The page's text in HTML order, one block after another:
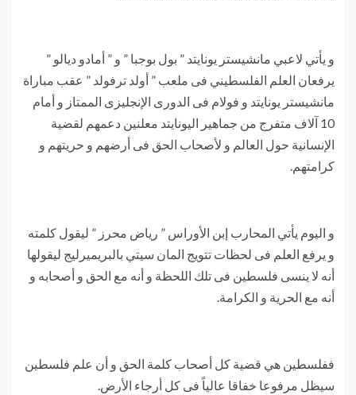
و يأتي لاعبي مانشيستر يونايتد ” بول بوجبا ” و ” أمادو ديالو ”
يرفعان العلم الفلسطيني فى ملعب ” أولد ترفولد ” عقب مباراة
مانشيستر يونايتد و فولام فى الدورى الإنجليزى الممتاز و أمام
10 آلاف متفرج من جماهير اليونايتد معلنين دعمهم لقضية
الإنسانية حول العالم و لأصحاب الحق فى أرضهم و حريتهم و
كرامتهم.
و اليوم يأتي المحارب إبن الأوراس ” رياض محرز ” ليقول كلمته
و يرفع العلم فى لحظات تتويج المان سيتي بالبريميرليج ليقولها
أنه لا ينسى فلسطين فى تلك اللحظة و أنه مع الحق و أصحابه و
أنه مع الحرية و الكرامة.
ففلسطين هي قضية كل أصحاب كلمة الحق و أن علم فلسطين
سيظل مرفوعا خفاقا عالياً فى كل أرجاء الأرض.